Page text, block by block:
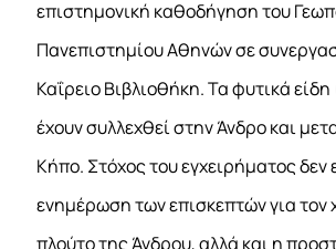
επιστημονική καθοδήγηση του
Πανεπιστημίου Αθηνών σε
Καΐρειο Βιβλιοθήκη. Τα φυτικά
έχουν συλλεχθεί στην Άνδρο και
Κήπο. Στόχος του εγχειρήματος δεν
ενημέρωση των επισκεπτών για τον
πλούτο της Άνδρου, αλλά και η